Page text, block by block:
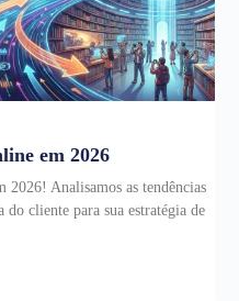
em 2026
2026! Analisamos as tendências
cliente para sua estratégia de